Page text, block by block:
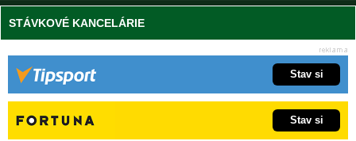
STÁVKOVÉ KANCELÁRIE
Stav si
Stav si